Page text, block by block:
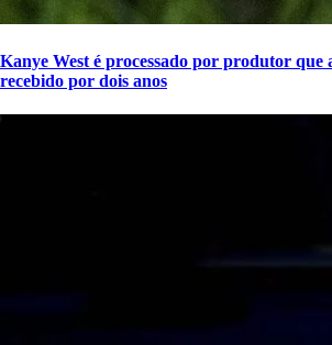
Kanye West é processado por produtor que
recebido por dois anos